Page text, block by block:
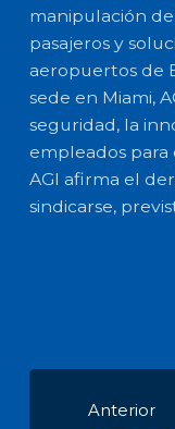
manipulación de
pasajeros y
aeropuertos de
sede en Miami,
seguridad, la
empleados para
AGI afirma el
sindicarse,
Anterior